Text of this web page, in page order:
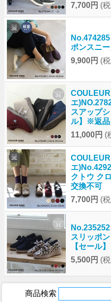
7,700円 (
ポンスニ
9,900円 (
エ
スアップ
ル】※返品
11,000円 (
エ
クトウ ク
交換不可
7,700円 (
スリッポ
【セール
5,500円 (
商品検索